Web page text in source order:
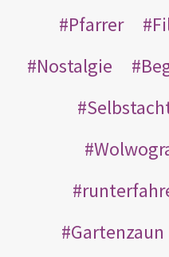
Pfarrer
Nostalgie
Gartenzaun